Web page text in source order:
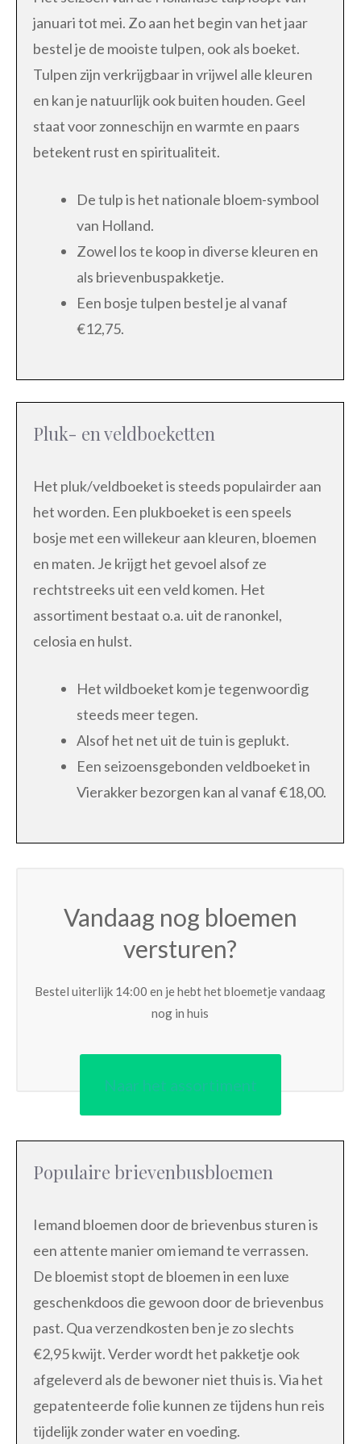
januari tot mei. Zo aan het begin van het jaar
bestel je de mooiste tulpen, ook als boeket.
Tulpen zijn verkrijgbaar in vrijwel alle kleuren
en kan je natuurlijk ook buiten houden. Geel
staat voor zonneschijn en warmte en paars
betekent rust en spiritualiteit.
De tulp is het nationale bloem-symbool
van Holland.
Zowel los te koop in diverse kleuren en
als brievenbuspakketje.
Een bosje tulpen bestel je al vanaf
€12,75.
Pluk- en veldboeketten
Het pluk/veldboeket is steeds populairder aan
het worden. Een plukboeket is een speels
bosje met een willekeur aan kleuren, bloemen
en maten. Je krijgt het gevoel alsof ze
rechtstreeks uit een veld komen. Het
assortiment bestaat o.a. uit de ranonkel,
celosia en hulst.
Het wildboeket kom je tegenwoordig
steeds meer tegen.
Alsof het net uit de tuin is geplukt.
Een seizoensgebonden veldboeket in
Vierakker bezorgen kan al vanaf €18,00.
Vandaag nog bloemen
versturen?
Bestel uiterlijk 14:00 en je hebt het bloemetje vandaag
nog in huis
Naar het assortiment
Populaire brievenbusbloemen
Iemand bloemen door de brievenbus sturen is
een attente manier om iemand te verrassen.
De bloemist stopt de bloemen in een luxe
geschenkdoos die gewoon door de brievenbus
past. Qua verzendkosten ben je zo slechts
€2,95 kwijt. Verder wordt het pakketje ook
afgeleverd als de bewoner niet thuis is. Via het
gepatenteerde folie kunnen ze tijdens hun reis
tijdelijk zonder water en voeding.